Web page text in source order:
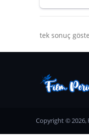
tek sonuç
Copyright © 2026,